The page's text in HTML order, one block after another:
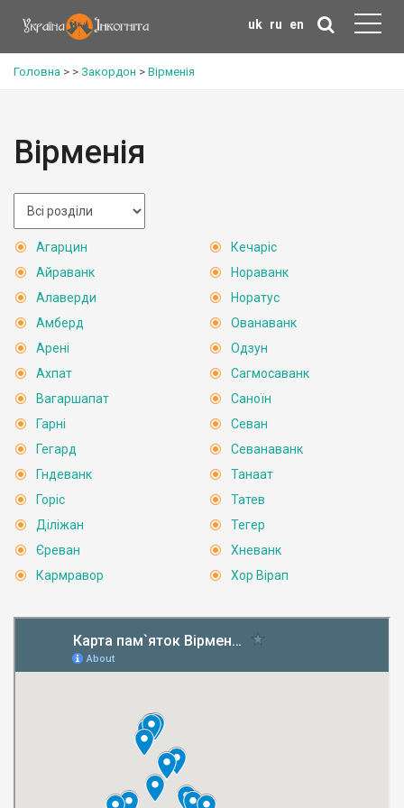
uk ru en
Головна > > Закордон > Вірменія
Вірменія
Агарцин
Айраванк
Алаверди
Амберд
Арені
Ахпат
Вагаршапат
Гарні
Гегард
Гндеванк
Горіс
Діліжан
Єреван
Кармравор
Кечаріс
Нораванк
Норатус
Ованаванк
Одзун
Сагмосаванк
Саноїн
Севан
Севанаванк
Танаат
Татев
Тегер
Хневанк
Хор Вірап